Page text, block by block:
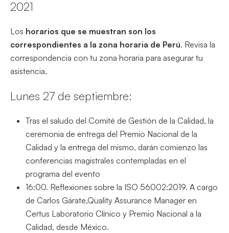
2021
Los horarios que se muestran son los
correspondientes a la zona horaria de Perú. Revisa la
correspondencia con tu zona horaria para asegurar tu
asistencia.
Lunes 27 de septiembre:
Tras el saludo del Comité de Gestión de la Calidad, la
ceremonia de entrega del Premio Nacional de la
Calidad y la entrega del mismo, darán comienzo las
conferencias magistrales contempladas en el
programa del evento
16:00. Reflexiones sobre la ISO 56002:2019. A cargo
de Carlos Gárate,Quality Assurance Manager en
Certus Laboratorio Clínico y Premio Nacional a la
Calidad, desde México.